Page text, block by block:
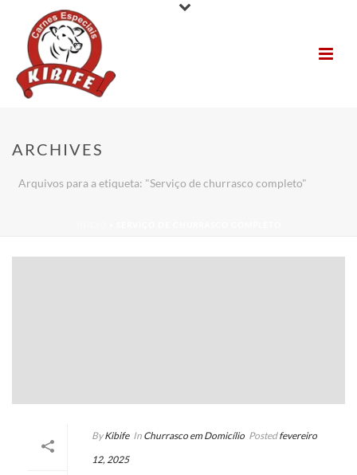
ARCHIVES
Arquivos para a etiqueta: "Serviço de churrasco completo"
By Kibife In Churrasco em Domicílio Posted fevereiro
12, 2025